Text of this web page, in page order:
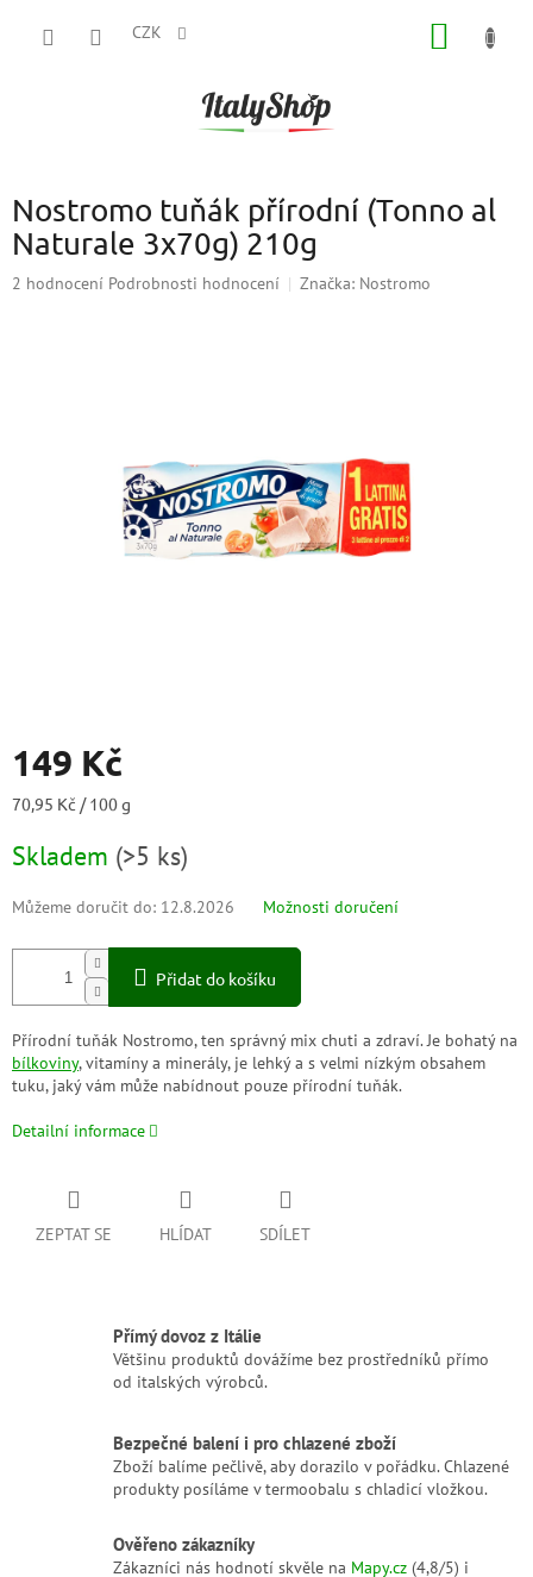
CZK
Nostromo tuňák přírodní (Tonno al
Naturale 3x70g) 210g
Průměrné
2 hodnocení Podrobnosti hodnocení Značka: Nostromo
149 Kč
Měrná
70,95 Kč / 100 g
Skladem (>5 ks)
Můžeme doručit do: 12.8.2026 Možnosti doručení
Přidat do košíku
Přírodní tuňák Nostromo, ten správný mix chuti a zdraví. Je bohatý na
bílkoviny, vitamíny a minerály, je lehký a s velmi nízkým obsahem
tuku, jaký vám může nabídnout pouze přírodní tuňák.
Detailní informace
ZEPTAT SE HLÍDAT SDÍLET
Přímý dovoz z Itálie
Většinu produktů dovážíme bez prostředníků přímo
od italských výrobců.
Bezpečné balení i pro chlazené zboží
Zboží balíme pečlivě, aby dorazilo v pořádku. Chlazené
produkty posíláme v termoobalu s chladicí vložkou.
Ověřeno zákazníky
Zákazníci nás hodnotí skvěle na Mapy.cz (4,8/5) i